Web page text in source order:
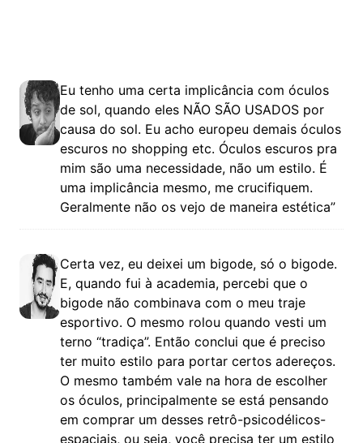
Eu tenho uma certa implicância com óculos
de sol, quando eles NÃO SÃO USADOS por
causa do sol. Eu acho europeu demais óculos
escuros no shopping etc. Óculos escuros pra
mim são uma necessidade, não um estilo. É
uma implicância mesmo, me crucifiquem.
Geralmente não os vejo de maneira estética”
Certa vez, eu deixei um bigode, só o bigode.
E, quando fui à academia, percebi que o
bigode não combinava com o meu traje
esportivo. O mesmo rolou quando vesti um
terno “tradiça”. Então conclui que é preciso
ter muito estilo para portar certos adereços.
O mesmo também vale na hora de escolher
os óculos, principalmente se está pensando
em comprar um desses retrô-psicodélicos-
espaciais, ou seja, você precisa ter um estilo